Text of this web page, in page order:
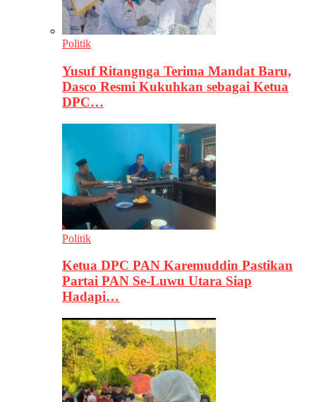
Politik
Yusuf Ritangnga Terima Mandat Baru,
Dasco Resmi Kukuhkan sebagai Ketua
DPC…
Politik
Ketua DPC PAN Karemuddin Pastikan
Partai PAN Se-Luwu Utara Siap
Hadapi…